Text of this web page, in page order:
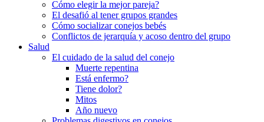
Cómo elegir la mejor pareja?
El desafió al tener grupos grandes
Cómo socializar conejos bebés
Conflictos de jerarquía y acoso dentro del grupo
Salud
El cuidado de la salud del conejo
Muerte repentina
Está enfermo?
Tiene dolor?
Mitos
Año nuevo